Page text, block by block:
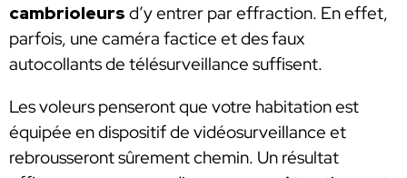
cambrioleurs d’y entrer par effraction. En effet,
parfois, une caméra factice et des faux
autocollants de télésurveillance suffisent.
Les voleurs penseront que votre habitation est
équipée en dispositif de vidéosurveillance et
rebrousseront sûrement chemin. Un résultat